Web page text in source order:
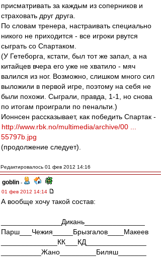
присматривать за каждым из соперников и
страховать друг друга.
По словам тренера, настраивать специально
никого не приходится - все игроки рвутся
сыграть со Спартаком.
(У Гетеборга, кстати, был тот же запал, а на
китайцев вчера его уже не хватило - мяч
валился из ног. Возможно, слишком много сил
выложили в первой игре, поэтому на себя не
были похожи. Сыграли, правда, 1-1, но снова
по итогам проиграли по пенальти.)
Ионнсен рассказывает, как победить Спартак -
http://www.rbk.no/multimedia/archive/00 ...
55797b.jpg
(продолжение следует).
Редактировалось 01 фев 2012 14:16
goblin -
01 фев 2012 14:14
А вообще хочу такой состав:
_______________Дикань_______________
Парш___Чежия_____Брызгалов____Макеев
______________КК___КД_______________
__________Жано_________Биляш_______